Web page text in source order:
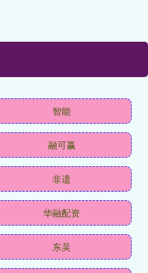
智能
融可赢
非遗
华融配资
东吴